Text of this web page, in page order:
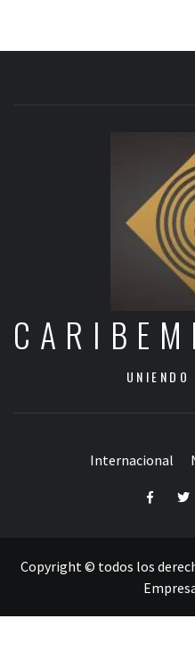
Internacional
Facebook
Copyright © todos los